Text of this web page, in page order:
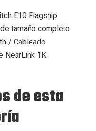
E10 Flagship
tamaño completo
/ Cableado
NearLink 1K
de esta